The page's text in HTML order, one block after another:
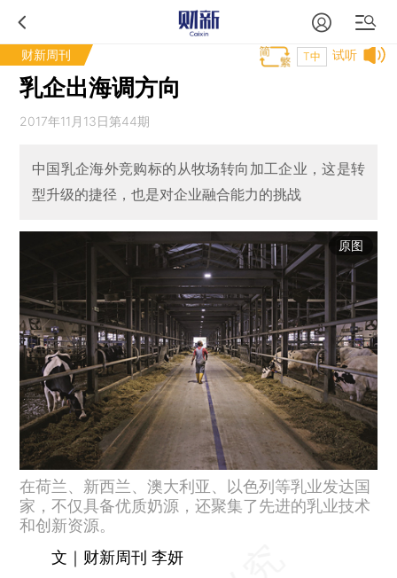
财新周刊 试听
T中
乳企出海调方向
2017年11月13日第44期
中国乳企海外竞购标的从牧场转向加工企业，这是转
型升级的捷径，也是对企业融合能力的挑战
原图
在荷兰、新西兰、澳大利亚、以色列等乳业发达国
家，不仅具备优质奶源，还聚集了先进的乳业技术
和创新资源。
文｜财新周刊 李妍